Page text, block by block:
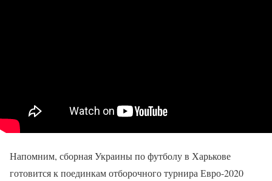
Напомним, сборная Украины по футболу в Харькове
готовится к поединкам отборочного турнира Евро-2020